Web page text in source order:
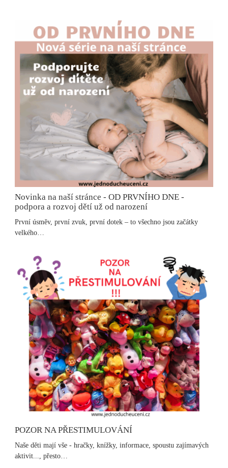
Novinka na naší stránce - OD PRVNÍHO DNE -
podpora a rozvoj dětí už od narození
První úsměv, první zvuk, první dotek – to všechno jsou začátky
velkého…
POZOR NA PŘESTIMULOVÁNÍ
Naše děti mají vše - hračky, knížky, informace, spoustu zajímavých
aktivit..., přesto…